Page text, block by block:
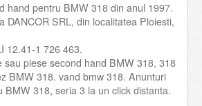
hand pentru BMW 318 din anul 1997.
DANCOR SRL, din localitatea Ploiesti,
12.41-1 726 463.
sau piese second hand BMW 318, 318
BMW 318. vand bmw 318. Anunturi
BMW 318, seria 3 la un click distanta.